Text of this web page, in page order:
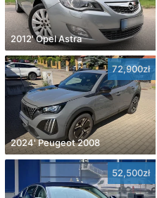
2012' Opel Astra
72,900zł
2024' Peugeot 2008
52,500zł